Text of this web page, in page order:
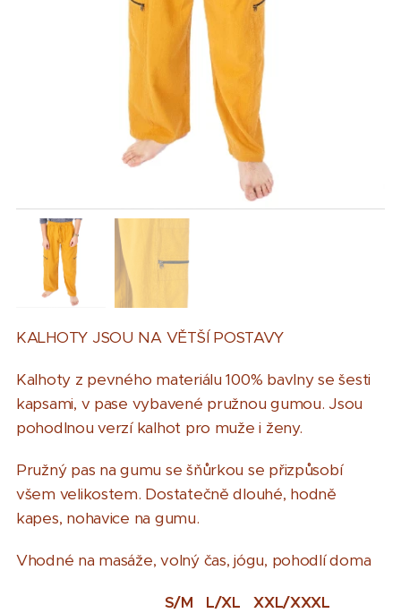
KALHOTY JSOU NA VĚTŠÍ POSTAVY
Kalhoty z pevného materiálu 100% bavlny se šesti
kapsami, v pase vybavené pružnou gumou. Jsou
pohodlnou verzí kalhot pro muže i ženy.
Pružný pas na gumu se šňůrkou se přizpůsobí
všem velikostem. Dostatečně dlouhé, hodně
kapes, nohavice na gumu.
Vhodné na masáže, volný čas, jógu, pohodlí doma
S/M L/XL
XXL/XXXL